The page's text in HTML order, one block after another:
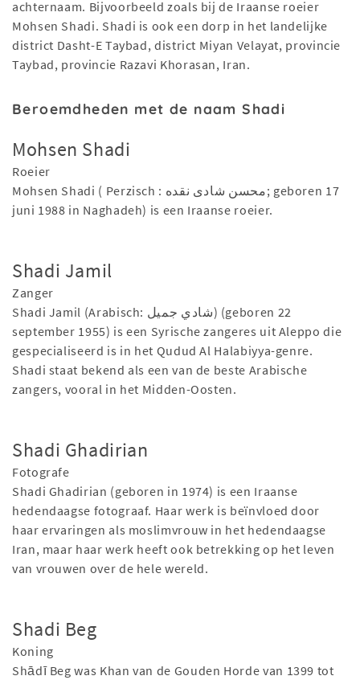
achternaam. Bijvoorbeeld zoals bij de Iraanse roeier
Mohsen Shadi. Shadi is ook een dorp in het landelijke
district Dasht-E Taybad, district Miyan Velayat, provincie
Taybad, provincie Razavi Khorasan, Iran.
Beroemdheden met de naam Shadi
Mohsen Shadi
Roeier
Mohsen Shadi ( Perzisch : محسن شادی نقده; geboren 17
juni 1988 in Naghadeh) is een Iraanse roeier.
Shadi Jamil
Zanger
Shadi Jamil (Arabisch: شادي جميل) (geboren 22
september 1955) is een Syrische zangeres uit Aleppo die
gespecialiseerd is in het Qudud Al Halabiyya-genre.
Shadi staat bekend als een van de beste Arabische
zangers, vooral in het Midden-Oosten.
Shadi Ghadirian
Fotografe
Shadi Ghadirian (geboren in 1974) is een Iraanse
hedendaagse fotograaf. Haar werk is beïnvloed door
haar ervaringen als moslimvrouw in het hedendaagse
Iran, maar haar werk heeft ook betrekking op het leven
van vrouwen over de hele wereld.
Shadi Beg
Koning
Shādī Beg was Khan van de Gouden Horde van 1399 tot